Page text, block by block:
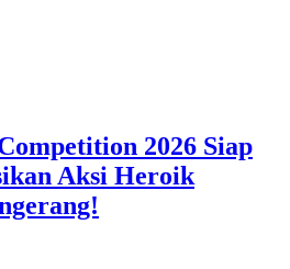
2026 Siap
Aksi Heroik